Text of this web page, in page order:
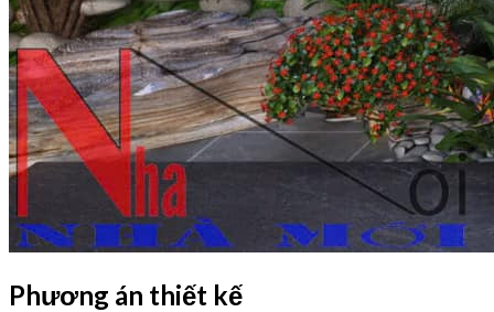
Phương án thiết kế